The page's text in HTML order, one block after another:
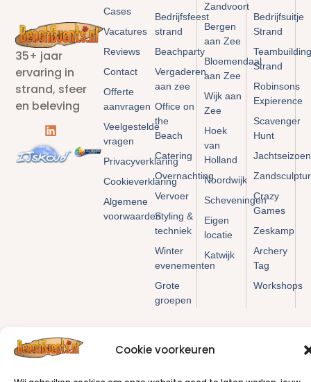
Cookie voorkeuren
35+ jaar
ervaring in
strand, sfeer
en beleving
Bedrijfsuitje
Strand
Teambuilding
Strand
Robinsons
Expierence
Scavenger
Hunt
Jachtseizoen
Crazy
Games
Zeskamp
Archery
Tag
Workshops
Zandvoort
Bergen
aan Zee
Bloemendaal
aan Zee
Wijk aan
Zee
Hoek
van
Holland
Noordwijk
Scheveningen
Eigen
locatie
Katwijk
Bedrijfsfeest
strand
Beachparty
Vergaderen
aan zee
Office on
the
Beach
Catering
Overnachting
Vervoer
Styling &
techniek
Winter
evenementen
Grote
groepen
Cases
Vacatures
Reviews
Contact
Offerte
aanvragen
Veelgestelde
vragen
Privacyverklaring
Cookieverklaring
Algemene
voorwaarden